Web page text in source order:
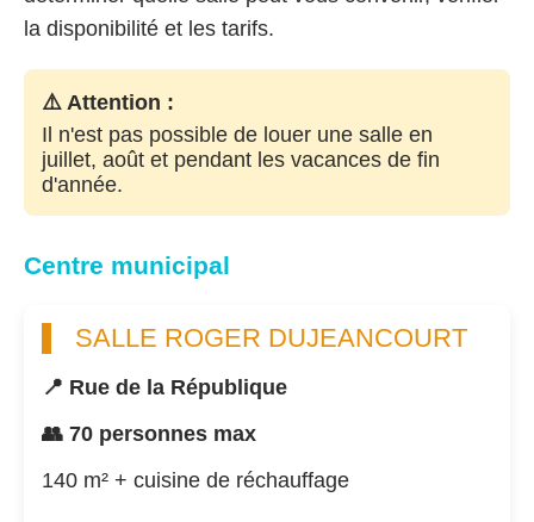
la disponibilité et les tarifs.
⚠️ Attention :
Il n'est pas possible de louer une salle en
juillet, août et pendant les vacances de fin
d'année.
Centre municipal
SALLE ROGER DUJEANCOURT
📍 Rue de la République
👥 70 personnes max
140 m² + cuisine de réchauffage